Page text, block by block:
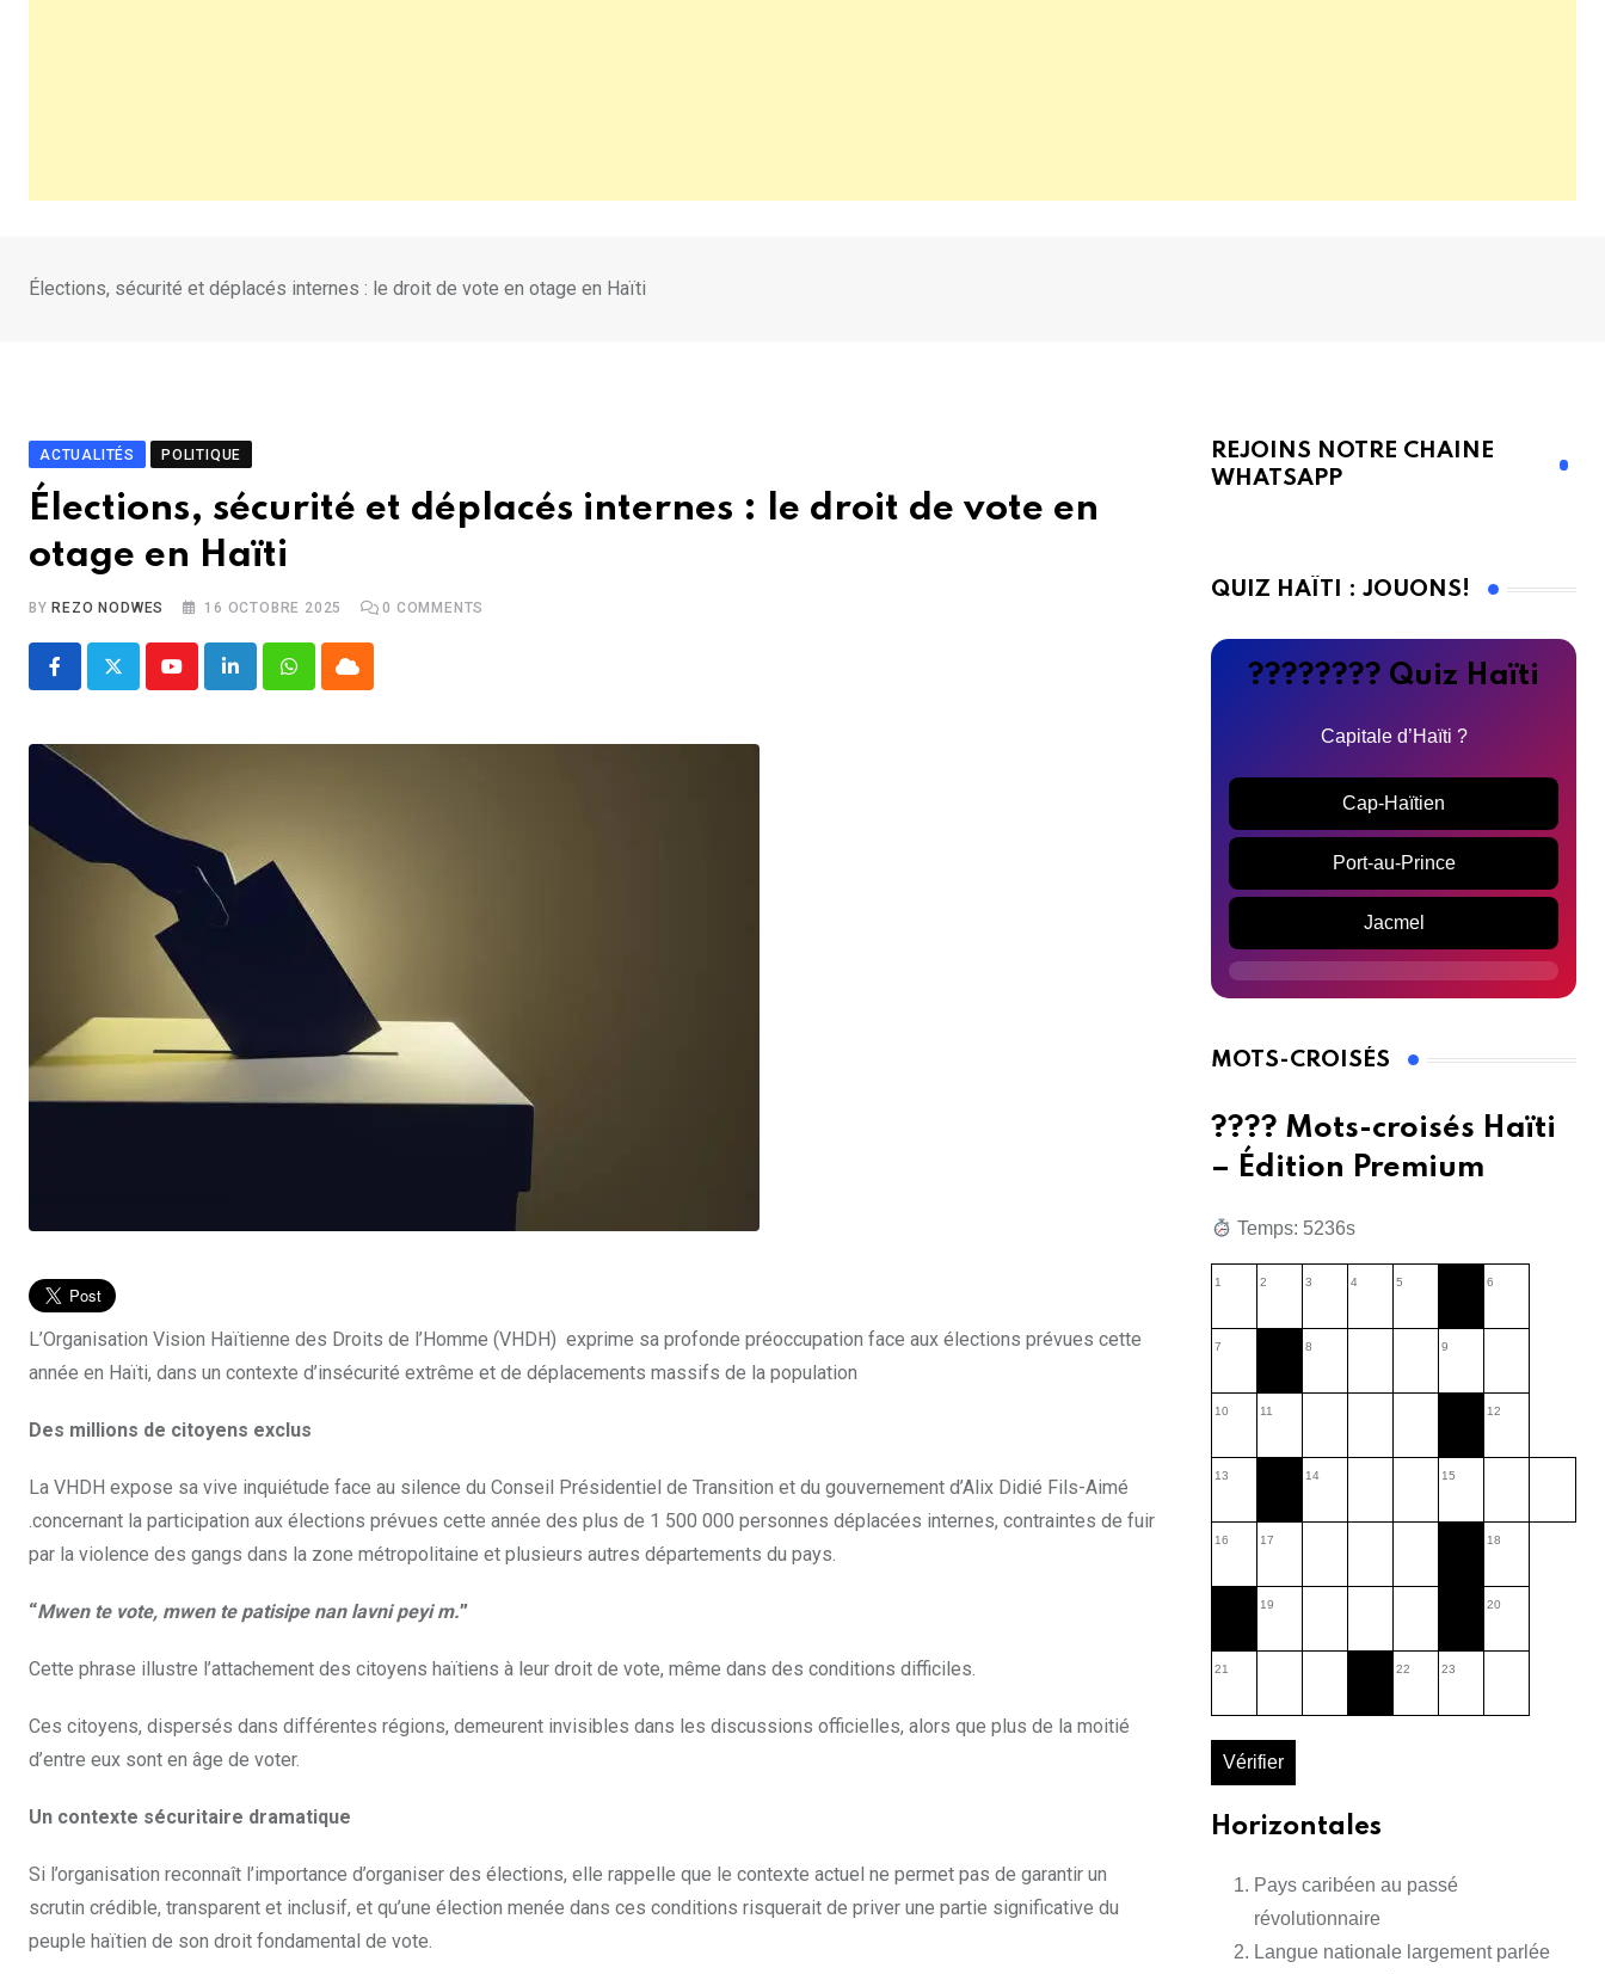
Élections, sécurité et déplacés internes : le droit de vote en otage en Haïti
ACTUALITÉS POLITIQUE
Élections, sécurité et déplacés internes : le droit de vote en
otage en Haïti
BY REZO NODWES 16 OCTOBRE 2025 0 COMMENTS
YoutubeLinkedInWhatsappCloud
L’Organisation Vision Haïtienne des Droits de l’Homme (VHDH) exprime sa profonde préoccupation face aux élections prévues cette
année en Haïti, dans un contexte d’insécurité extrême et de déplacements massifs de la population
Des millions de citoyens exclus
La VHDH expose sa vive inquiétude face au silence du Conseil Présidentiel de Transition et du gouvernement d’Alix Didié Fils-Aimé
.concernant la participation aux élections prévues cette année des plus de 1 500 000 personnes déplacées internes, contraintes de fuir
par la violence des gangs dans la zone métropolitaine et plusieurs autres départements du pays.
“Mwen te vote, mwen te patisipe nan lavni peyi m.”
Cette phrase illustre l’attachement des citoyens haïtiens à leur droit de vote, même dans des conditions difficiles.
Ces citoyens, dispersés dans différentes régions, demeurent invisibles dans les discussions officielles, alors que plus de la moitié
d’entre eux sont en âge de voter.
Un contexte sécuritaire dramatique
Si l’organisation reconnaît l’importance d’organiser des élections, elle rappelle que le contexte actuel ne permet pas de garantir un
scrutin crédible, transparent et inclusif, et qu’une élection menée dans ces conditions risquerait de priver une partie significative du
peuple haïtien de son droit fondamental de vote.
REJOINS NOTRE CHAINE
WHATSAPP
QUIZ HAÏTI : JOUONS!
???????? Quiz Haïti
Capitale d’Haïti ?
Cap-Haïtien
Port-au-Prince
Jacmel
MOTS-CROISÉS
???? Mots-croisés Haïti
– Édition Premium
Temps: 5237s
1 2 3 4 5 6
7 8 9
10 11 12
13 14 15
16 17 18
19 20
21 22 23
Vérifier
Horizontales
Pays caribéen au passé
révolutionnaire
Langue nationale largement parlée